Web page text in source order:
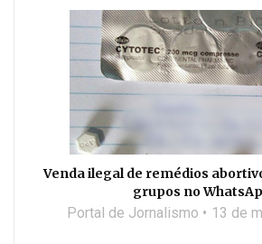
Venda ilegal de remédios
grupos no
Portal de Jornalismo 13 de